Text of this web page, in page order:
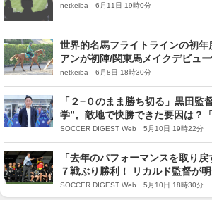
netkeiba 6月11日 19時0分
世界的名馬フライトラインの初年
アンが初陣/関東馬メイクデビュ
netkeiba 6月8日 18時30分
「２−０のまま勝ち切る」黒田監
学”。敵地で快勝できた要因は？
だった」
SOCCER DIGEST Web 5月10日 19時22分
「去年のパフォーマンスを取り戻
７戦ぶり勝利！ リカルド監督が
「勝利するために苦しんだ試合で
SOCCER DIGEST Web 5月10日 18時30分